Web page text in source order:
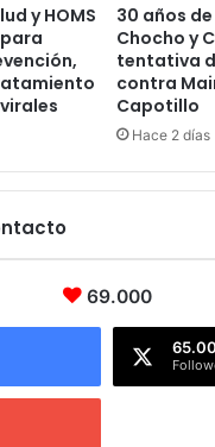
y HOMS
30 años
Chocho y
tentativa
contra
Capotillo
Hace 2 días
69.000